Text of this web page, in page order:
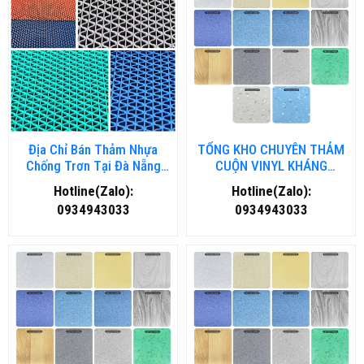
Địa Chỉ Bán Thảm Nhựa
Chống Trơn Tại Đà Nẵng
Chất Lượng, Giá Rẻ
Hotline(Zalo):
0934943033
TỔNG KHO CHUYÊN THẢM
CUỘN VINYL KHÁNG
KHUẨN TẠI THANH HOÁ
Hotline(Zalo):
0934943033